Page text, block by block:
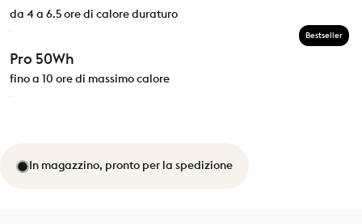
da 4 a 6.5 ore di calore duraturo
Pro 50Wh
fino a 10 ore di massimo calore
Bestseller
In magazzino, pronto per la spedizione